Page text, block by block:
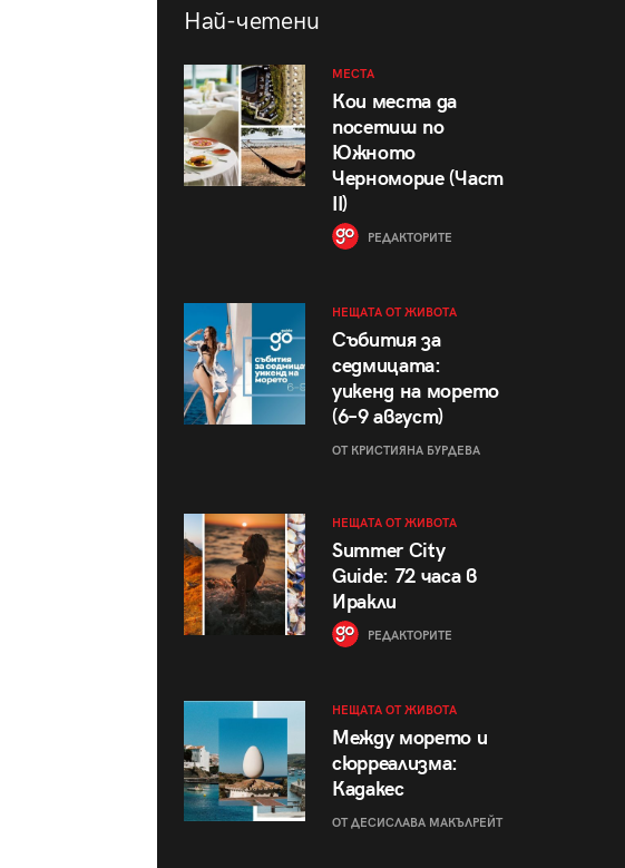
Най-четени
МЕСТА
Кои места да
посетиш по
Южното
Черноморие (Част
II)
РЕДАКТОРИТЕ
НЕЩАТА ОТ ЖИВОТА
Събития за
седмицата:
уикенд на морето
(6–9 август)
ОТ КРИСТИЯНА БУРДЕВА
НЕЩАТА ОТ ЖИВОТА
Summer City
Guide: 72 часа в
Иракли
РЕДАКТОРИТЕ
НЕЩАТА ОТ ЖИВОТА
Между морето и
сюрреализма:
Кадакес
ОТ ДЕСИСЛАВА МАКЪЛРЕЙТ